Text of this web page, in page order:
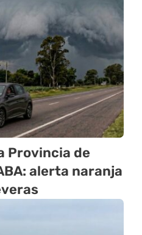
Provincia de
alerta naranja